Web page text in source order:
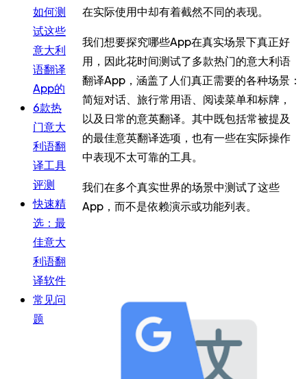
如何测
试这些
意大利
语翻译
App的
6款热
门意大
利语翻
译工具
评测
快速精
选：最
佳意大
利语翻
译软件
常见问
题
在实际使用中却有着截然不同的表现。
我们想要探究哪些App在真实场景下真正好
用，因此花时间测试了多款热门的意大利语
翻译App，涵盖了人们真正需要的各种场景：
简短对话、旅行常用语、阅读菜单和标牌，
以及日常的意英翻译。其中既包括常被提及
的最佳意英翻译选项，也有一些在实际操作
中表现不太可靠的工具。
我们在多个真实世界的场景中测试了这些
App，而不是依赖演示或功能列表。